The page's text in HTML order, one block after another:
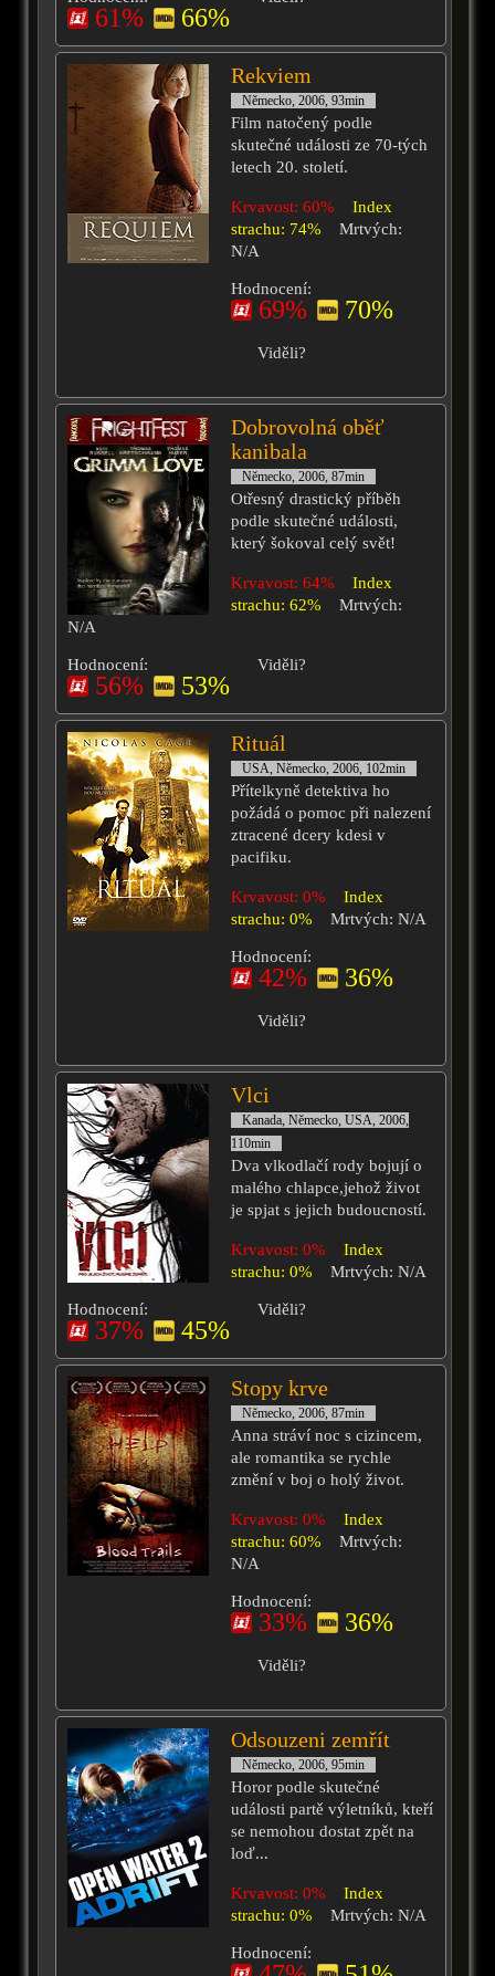
61% 66%
Rekviem
Německo, 2006, 93min
Film natočený podle
skutečné události ze 70-tých
letech 20. století.
Krvavost: 60%
Index
strachu: 74%
Mrtvých:
N/A
Hodnocení:
69% 70%
Viděli?
Dobrovolná oběť
kanibala
Německo, 2006, 87min
Otřesný drastický příběh
podle skutečné události,
který šokoval celý svět!
Krvavost: 64%
Index
strachu: 62%
Mrtvých:
N/A
Hodnocení:
56% 53%
Viděli?
Rituál
USA, Německo, 2006, 102min
Přítelkyně detektiva ho
požádá o pomoc při nalezení
ztracené dcery kdesi v
pacifiku.
Krvavost: 0%
Index
strachu: 0%
Mrtvých: N/A
Hodnocení:
42% 36%
Viděli?
Vlci
Kanada, Německo, USA, 2006,
110min
Dva vlkodlačí rody bojují o
malého chlapce,jehož život
je spjat s jejich budoucností.
Krvavost: 0%
Index
strachu: 0%
Mrtvých: N/A
Hodnocení:
37% 45%
Viděli?
Stopy krve
Německo, 2006, 87min
Anna stráví noc s cizincem,
ale romantika se rychle
změní v boj o holý život.
Krvavost: 0%
Index
strachu: 60%
Mrtvých:
N/A
Hodnocení:
33% 36%
Viděli?
Odsouzeni zemřít
Německo, 2006, 95min
Horor podle skutečné
události partě výletníků, kteří
se nemohou dostat zpět na
loď...
Krvavost: 0%
Index
strachu: 0%
Mrtvých: N/A
Hodnocení: